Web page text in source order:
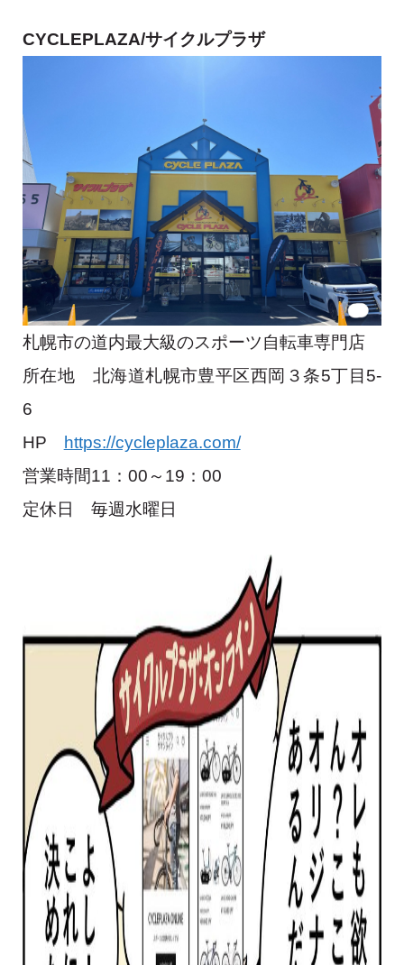
CYCLEPLAZA/サイクルプラザ
札幌市の道内最大級のスポーツ自転車専門店
所在地 北海道札幌市豊平区西岡３条5丁目5-
6
HP https://cycleplaza.com/
営業時間11：00～19：00
定休日 毎週水曜日